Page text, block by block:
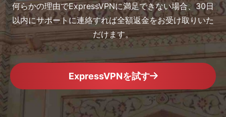
何らかの理由でExpressVPNに満足できない場合、30日
以内にサポートに連絡すれば全額返金をお受け取りいた
だけます。
ExpressVPNを試す